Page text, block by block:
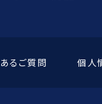
るご質問 個人